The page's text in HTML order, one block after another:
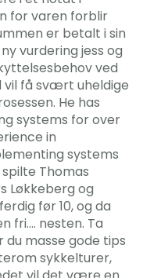
for varen forblir
er betalt i sin
vurdering jess og
ved
få svært uheldige
He has
systems for over
in
systems
Thomas
Løkkeberg og
før 10, og da
fri…. nesten. Ta
du masse gode tips
sykkelturer,